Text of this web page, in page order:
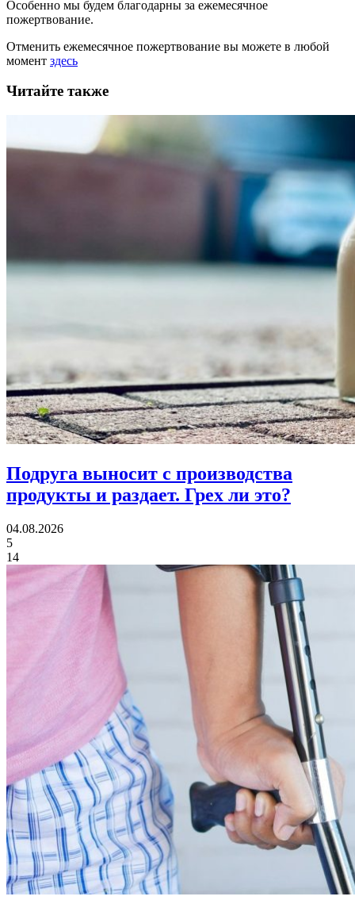
Особенно мы будем благодарны за ежемесячное
пожертвование.
Отменить ежемесячное пожертвование вы можете в любой
момент здесь
Читайте также
Подруга выносит с производства
продукты и раздает. Грех ли это?
04.08.2026
5
14